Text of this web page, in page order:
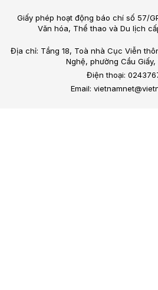
Giấy phép hoạt động báo chí số 57/
Văn hóa, Thể thao và Du lịch
Địa chỉ: Tầng 18, Toà nhà Cục Viễn
Nghệ, phường Cầu Giấy,
Điện thoại:
Email: